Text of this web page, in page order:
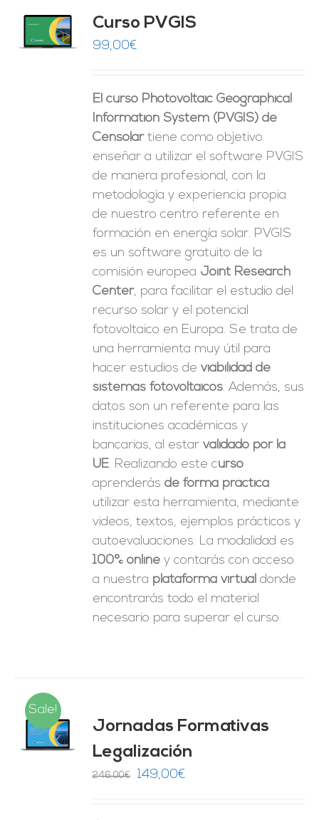
Curso PVGIS
99,00€
El curso Photovoltaic Geographical
Information System (PVGIS) de
Censolartiene como objetivo
enseñar a utilizar el software PVGIS
de manera profesional, con la
metodología y experiencia propia
de nuestro centro referente en
formación en energía solar. PVGIS
es un software gratuito de la
comisión europea Joint Research
Center, para facilitar el estudio del
recurso solar y el potencial
fotovoltaico en Europa. Se trata de
una herramienta muy útil para
hacer estudios deviabilidad de
sistemas fotovoltaicos. Además, sus
datos son un referente para las
instituciones académicas y
bancarias, al estarvalidado por la
UE. Realizando este curso
aprenderásde forma práctica
utilizar esta herramienta, mediante
videos, textos, ejemplos prácticos y
autoevaluaciones. La modalidad es
100% online y contarás con acceso
a nuestra plataforma virtual donde
encontrarás todo el material
necesario para superar el curso.
Sale!
Jornadas Formativas
Legalización
246,00€
El
149,00€